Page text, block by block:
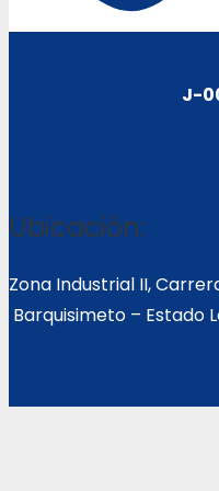
J-
Ubicación:
Zona Industrial II,
Barquisimeto – Estado